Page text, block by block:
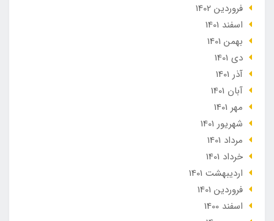
فروردین 1402
اسفند 1401
بهمن 1401
دی 1401
آذر 1401
آبان 1401
مهر 1401
شهریور 1401
مرداد 1401
خرداد 1401
ارديبهشت 1401
فروردین 1401
اسفند 1400